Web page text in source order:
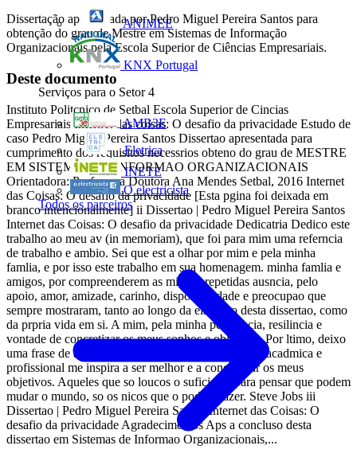
ANIMEE
KNX Portugal
Serviços para o Setor 4
AMB3E
Eletrica
INETE
O electricista
Todos os parceiros
Dissertação apresentada por Pedro Miguel Pereira Santos para
obtenção do grau de Mestre em Sistemas de Informação
Organizacionais pela Escola Superior de Ciências Empresariais.
Deste documento
Instituto Politcnico de Setbal Escola Superior de Cincias
Empresariais Internet das coisas: O desafio da privacidade Estudo de
caso Pedro Miguel Pereira Santos Dissertao apresentada para
cumprimento dos requisitos necessrios obteno do grau de MESTRE
EM SISTEMAS DE INFORMAO ORGANIZACIONAIS
Orientadora: Professora Doutora Ana Mendes Setbal, 2016 Internet
das Coisas: O desafio da privacidade [Esta pgina foi deixada em
branco intencionalmente] ii Dissertao | Pedro Miguel Pereira Santos
Internet das Coisas: O desafio da privacidade Dedicatria Dedico este
trabalho ao meu av (in memoriam), que foi para mim uma referncia
de trabalho e ambio. Sei que est a olhar por mim e pela minha
famlia, e por isso este trabalho em sua homenagem. minha famlia e
amigos, por compreenderem as minhas repetidas ausncia, pelo
apoio, amor, amizade, carinho, disponibilidade e preocupao que
sempre mostraram, tanto ao longo da elaborao desta dissertao, como
da prpria vida em si. A mim, pela minha persistncia, resilincia e
vontade de concretizar os meus sonhos e objetivos. Por ltimo, deixo
uma frase de algum que ao longo da minha carreira acadmica e
profissional me inspira a ser melhor e a concretizar os meus
objetivos. Aqueles que so loucos o suficiente para pensar que podem
mudar o mundo, so os nicos que o podem fazer. Steve Jobs iii
Dissertao | Pedro Miguel Pereira Santos Internet das Coisas: O
desafio da privacidade Agradecimentos Aps a concluso desta
dissertao em Sistemas de Informao Organizacionais,...